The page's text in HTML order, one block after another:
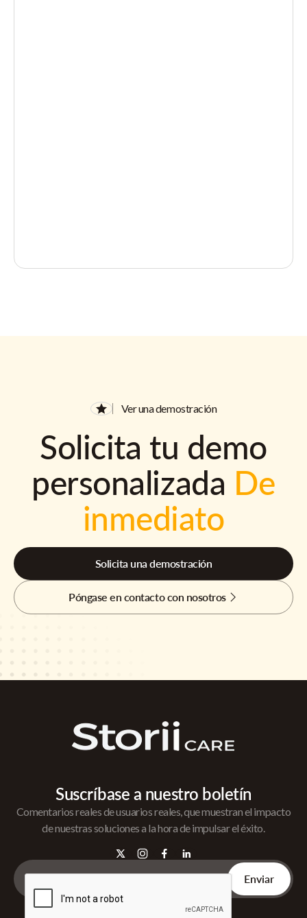
Ver una demostración
Solicita tu demo
personalizada De
inmediato
Solicita una demostración
Póngase en contacto con nosotros
Suscríbase a nuestro boletín
Comentarios reales de usuarios reales, que muestran el impacto
de nuestras soluciones a la hora de impulsar el éxito.